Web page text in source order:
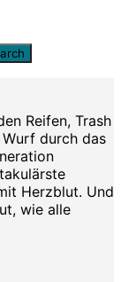
Reifen, Trash
durch das
Herzblut. Und
wie alle